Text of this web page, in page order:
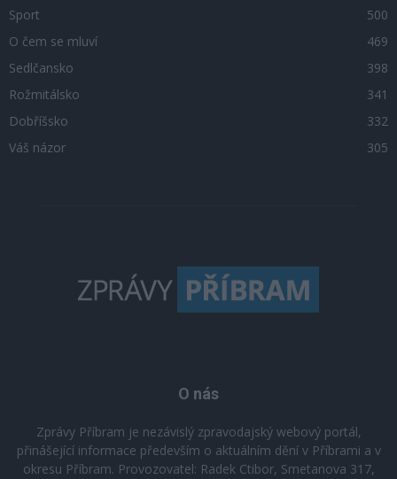
Sport
500
O čem se mluví
469
Sedlčansko
398
Rožmitálsko
341
Dobříšsko
332
Váš názor
305
O nás
Zprávy Příbram je nezávislý zpravodajský webový portál,
přinášející informace především o aktuálním dění v Příbrami a v
okresu Příbram. Provozovatel: Radek Ctibor, Smetanova 317,